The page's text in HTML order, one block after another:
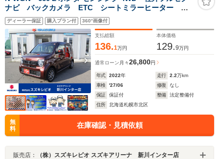
ナビ バックカメラ ETC シートミラーヒーター 電
動パーキング ブレーキホールド オートライト ア
ダプティブクルーズコントロール レーンキープアシス
ト
ディーラー保証 購入プラン付 360°画像付
支払総額
136.1万円
本体価格
129.9万円
通常ローン 月々26,800円
年式 2022年 走行 2.2万km
車検
'27/06 修復
なし
保証
保証付 整備
法定整備付
住所
北海道札幌市北区
無
料
在庫確認・見積依頼
販売店： （株）スズキレピオ スズキアリーナ 新川インター店